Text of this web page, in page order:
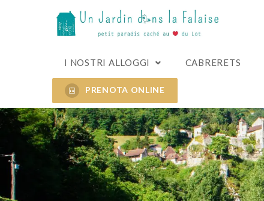
I NOSTRI ALLOGGI CABRERETS
PRENOTA ONLINE